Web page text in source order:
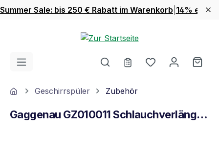
Zum Hauptinhalt springen
Summer Sale: bis 250 € Rabatt im Warenkorb 14% extra
Du hast 0
HomeGeschirrspüler Zubehör
Gaggenau GZ010011 Schlauchverlängerung